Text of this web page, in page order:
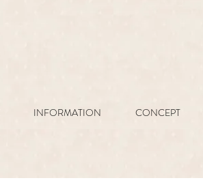
INFORMATION CONCEPT